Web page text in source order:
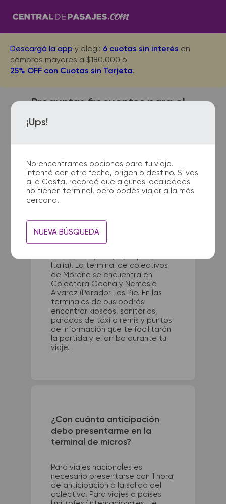
Descargá la app y elegí: 6 cuotas sin interés en
compras mayores a $180.000 o
25% OFF con Cuotas sin Tarjeta.
¡Ups!
No encontramos opciones para tu viaje.
Intentá con otra fecha, origen o destino. Si vas
a la Costa, recordá que algunas localidades
no tienen terminal, pero podés viajar a la más
cercana.
NUEVA BÚSQUEDA
Preguntas frecuentes para el
viaje desde Apostoles
Terminal a Moreno
¿Dónde quedan las
terminales de micro de
Apostoles Terminal a Moreno?
La terminal de ómnibus de
Italia). La terminal de colectivos
de Moreno se encuentra en
Colectora Gaona y Nemesio
Alvarez (Parador Las Pie. En las
terminales de bus podrás
encontrar kioscos, sanitarios,
paradas de taxi o remis y puntos
de información que te facilitarán
la partida y el arribo durante tu
viaje.
¿Con cuánta anticipación
debo presentarme en la
terminal de micros?
Para viajes nacionales es
necesario presentarse con 1 hora
de anticipación a la salida del
colectivo. Para viajes a países